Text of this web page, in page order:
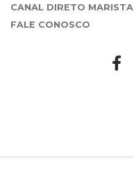
CANAL DIRETO MARISTA
FALE CONOSCO